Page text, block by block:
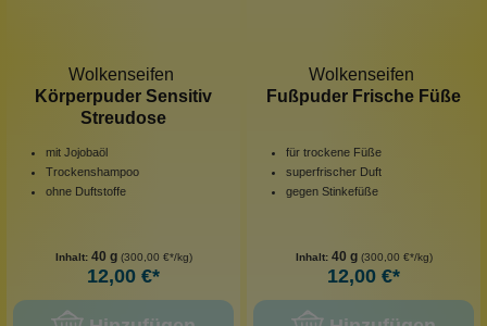
Wolkenseifen
Körperpuder Sensitiv
Streudose
mit Jojobaöl
Trockenshampoo
ohne Duftstoffe
Inhalt: 40 g (300,00 €*/kg)
12,00 €*
Wolkenseifen
Fußpuder Frische Füße
für trockene Füße
superfrischer Duft
gegen Stinkefüße
Inhalt: 40 g (300,00 €*/kg)
12,00 €*